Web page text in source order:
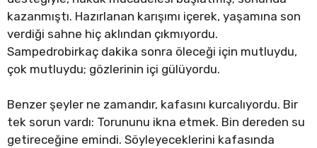
kazanmıştı. Hazırlanan karışımı içerek, yaşamına son
verdiği sahne hiç aklından çıkmıyordu.
Sampedrobirkaç dakika sonra öleceği için mutluydu,
çok mutluydu; gözlerinin içi gülüyordu.
Benzer şeyler ne zamandır, kafasını kurcalıyordu. Bir
tek sorun vardı: Torununu ikna etmek. Bin dereden su
getireceğine emindi. Söyleyeceklerini kafasında